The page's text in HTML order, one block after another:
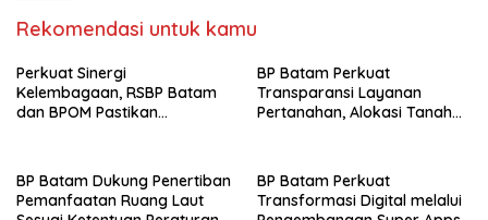
Rekomendasi untuk kamu
Perkuat Sinergi
Kelembagaan, RSBP Batam
dan BPOM Pastikan
BP Batam Perkuat
Transparansi Layanan
Pertanahan, Alokasi Tanah
BP Batam Dukung Penertiban
Pemanfaatan Ruang Laut
BP Batam Perkuat
Transformasi Digital melalui